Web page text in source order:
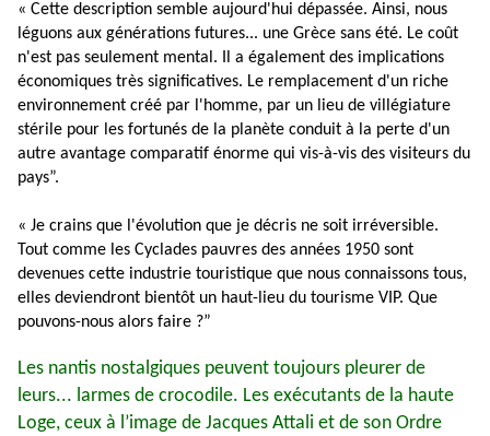
« Cette description semble aujourd'hui dépassée. Ainsi, nous
léguons aux générations futures... une Grèce sans été. Le coût
n'est pas seulement mental. Il a également des implications
économiques très significatives. Le remplacement d'un riche
environnement créé par l'homme, par un lieu de villégiature
stérile pour les fortunés de la planète conduit à la perte d'un
autre avantage comparatif énorme qui vis-à-vis des visiteurs du
pays”.
« Je crains que l'évolution que je décris ne soit irréversible.
Tout comme les Cyclades pauvres des années 1950 sont
devenues cette industrie touristique que nous connaissons tous,
elles deviendront bientôt un haut-lieu du tourisme VIP. Que
pouvons-nous alors faire ?”
Les nantis nostalgiques peuvent toujours pleurer de
leurs... larmes de crocodile. Les exécutants de la haute
Loge, ceux à l’image de Jacques Attali et de son Ordre